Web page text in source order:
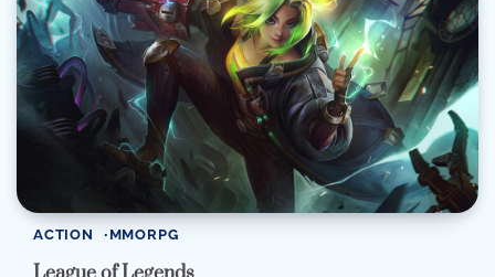
ACTION MMORPG